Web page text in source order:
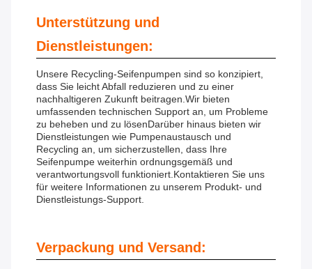
Unterstützung und
Dienstleistungen:
Unsere Recycling-Seifenpumpen sind so konzipiert,
dass Sie leicht Abfall reduzieren und zu einer
nachhaltigeren Zukunft beitragen.Wir bieten
umfassenden technischen Support an, um Probleme
zu beheben und zu lösenDarüber hinaus bieten wir
Dienstleistungen wie Pumpenaustausch und
Recycling an, um sicherzustellen, dass Ihre
Seifenpumpe weiterhin ordnungsgemäß und
verantwortungsvoll funktioniert.Kontaktieren Sie uns
für weitere Informationen zu unserem Produkt- und
Dienstleistungs-Support.
Verpackung und Versand: